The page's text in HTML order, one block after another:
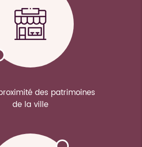
des patrimoines
de la ville